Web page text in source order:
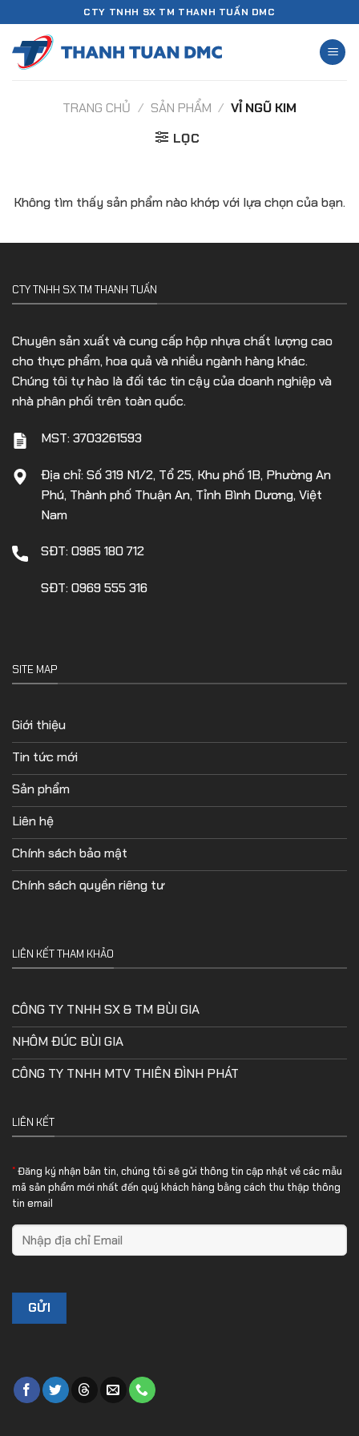
đến
nội
dung
CTY TNHH SX TM THANH TUẤN DMC
TRANG CHỦ / SẢN PHẨM / VỈ NGŨ KIM
LỌC
Không tìm thấy sản phẩm nào khớp với lựa chọn của bạn.
CTY TNHH SX TM THANH TUẤN
Chuyên sản xuất và cung cấp hộp nhựa chất lượng cao
cho thực phẩm, hoa quả và nhiều ngành hàng khác.
Chúng tôi tự hào là đối tác tin cậy của doanh nghiệp và
nhà phân phối trên toàn quốc.
MST: 3703261593
Địa chỉ: Số 319 N1/2, Tổ 25, Khu phố 1B, Phường An
Phú, Thành phố Thuận An, Tỉnh Bình Dương, Việt
Nam
SĐT: 0985 180 712
SĐT: 0969 555 316
SITE MAP
Giới thiệu
Tin tức mới
Sản phẩm
Liên hệ
Chính sách bảo mật
Chính sách quyền riêng tư
LIÊN KẾT THAM KHẢO
CÔNG TY TNHH SX & TM BÙI GIA
NHÔM ĐÚC BÙI GIA
CÔNG TY TNHH MTV THIÊN ĐÌNH PHÁT
LIÊN KẾT
*Đăng ký nhận bản tin, chúng tôi sẽ gửi thông tin cập nhật về các mẫu
mã sản phẩm mới nhất đến quý khách hàng bằng cách thu thập thông
tin email